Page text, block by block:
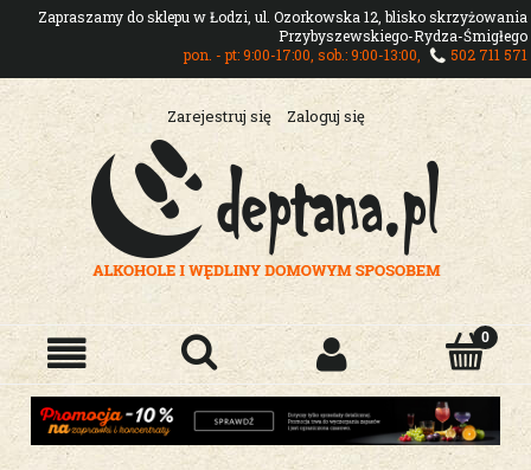
Zapraszamy do sklepu w Łodzi, ul. Ozorkowska 12, blisko skrzyżowania
Przybyszewskiego-Rydza-Śmigłego
pon. - pt: 9:00-17:00, sob.: 9:00-13:00,
502 711 571
Zarejestruj się Zaloguj się